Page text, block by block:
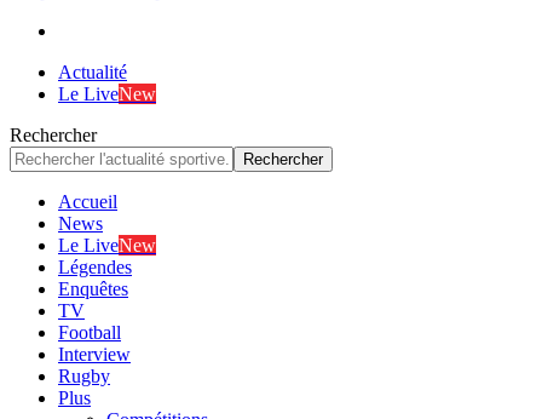
Actualité
Le LiveNew
Rechercher
Accueil
News
Le LiveNew
Légendes
Enquêtes
TV
Football
Interview
Rugby
Plus